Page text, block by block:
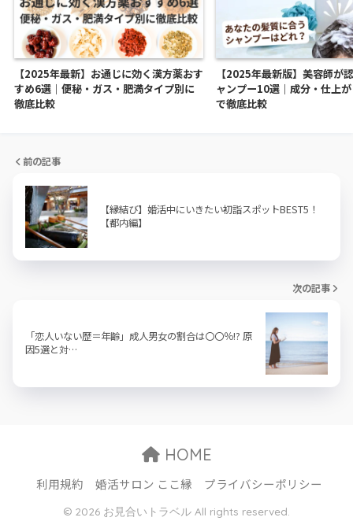
【2025年最新】お通じに効く漢方薬おす
すめ6選｜便秘・ガス・肥満タイプ別に
徹底比較
【2025年最新版】美容師が
ャンプー10選｜成分・仕上
で徹底比較
前の記事
【縁結び】婚活中にいきたい初詣スポットBEST5！
【都内編】
次の記事
「恋人いない歴＝年齢」成人男女の割合は〇〇％!? 原
因5選と対…
HOME
利用規約 婚活サロン ここ縁 プライバシーポリシー
© 2026 お見合いトラベル All rights reserved.